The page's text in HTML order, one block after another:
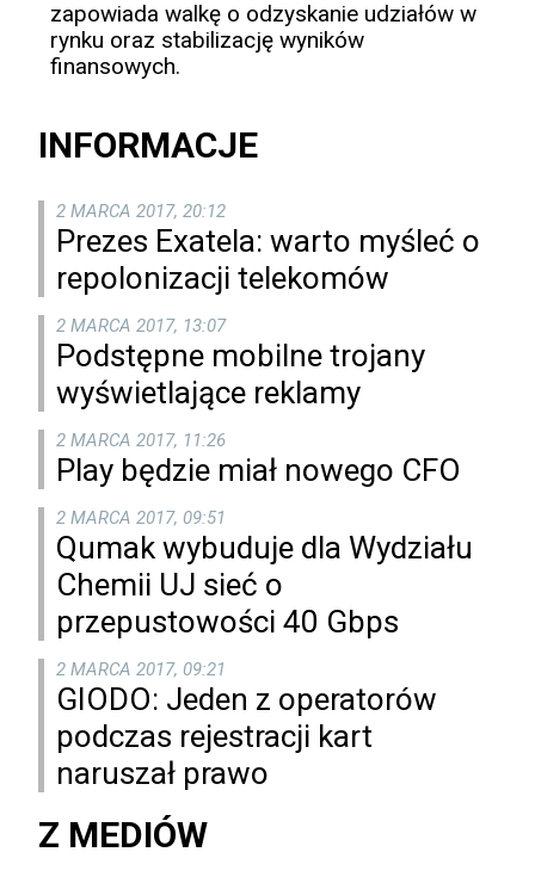
zapowiada walkę o odzyskanie udziałów w
rynku oraz stabilizację wyników
finansowych.
INFORMACJE
2 MARCA 2017, 20:12
Prezes Exatela: warto myśleć o
repolonizacji telekomów
2 MARCA 2017, 13:07
Podstępne mobilne trojany
wyświetlające reklamy
2 MARCA 2017, 11:26
Play będzie miał nowego CFO
2 MARCA 2017, 09:51
Qumak wybuduje dla Wydziału
Chemii UJ sieć o
przepustowości 40 Gbps
2 MARCA 2017, 09:21
GIODO: Jeden z operatorów
podczas rejestracji kart
naruszał prawo
Z MEDIÓW